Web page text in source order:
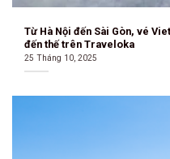
Từ Hà Nội đến Sài Gòn, vé
đến thế trên Traveloka
25 Tháng 10, 2025